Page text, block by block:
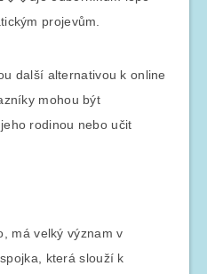
projevům.
další alternativou k online
mohou být
rodinou nebo učit
má velký význam v
která slouží k